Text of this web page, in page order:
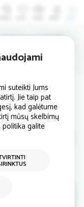
Šviestuvai
šiuo metu nėra.
įdėkite savo
baldų uždangalai
suteikti Jums
Jie taip pat
kad galėtume
mūsų skelbimų
galite